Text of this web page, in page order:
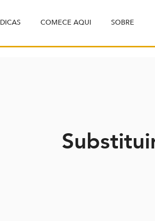
DICAS COMECE AQUI SOBRE